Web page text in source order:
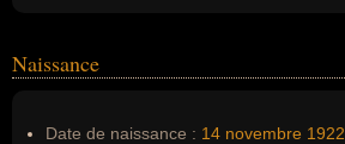
Nom de famille :Boutros-Ghali
Naissance
Date de naissance : 14 novembre 1922